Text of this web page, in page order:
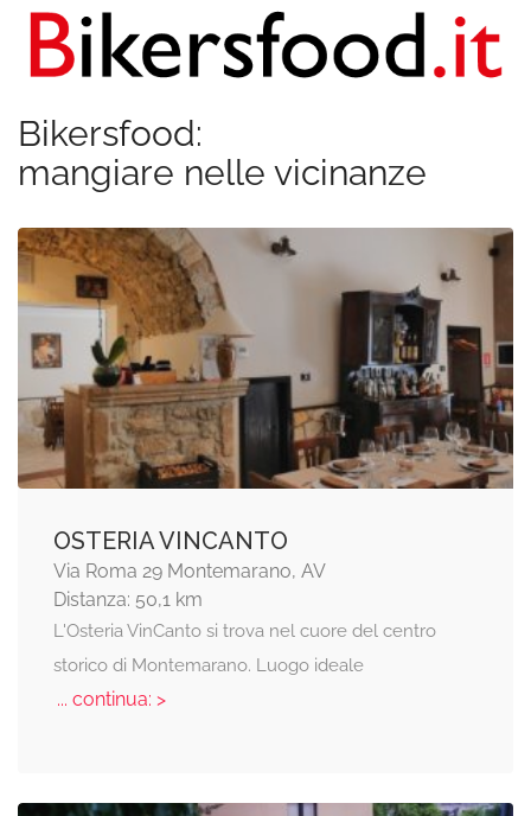
Bikersfood:
mangiare nelle vicinanze
OSTERIA VINCANTO
Via Roma 29 Montemarano, AV
Distanza: 50,1 km
L'Osteria VinCanto si trova nel cuore del centro
storico di Montemarano. Luogo ideale
... continua: >